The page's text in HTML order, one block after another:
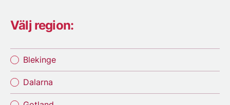
Välj region:
Blekinge
Dalarna